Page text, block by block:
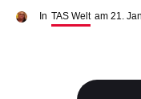
In TAS Welt am 21.